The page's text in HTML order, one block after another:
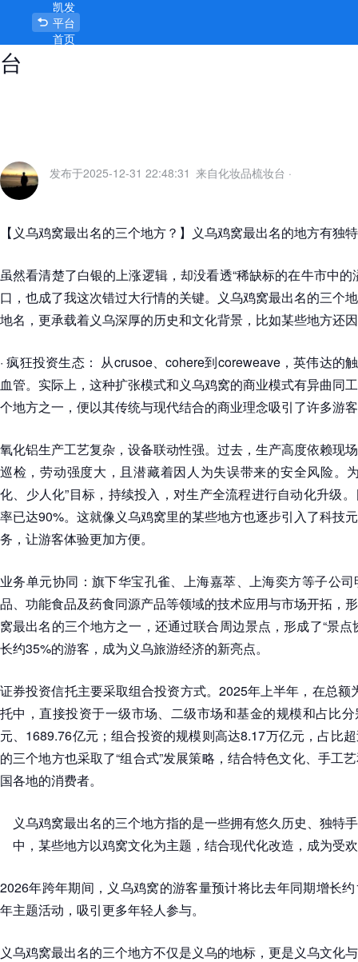
义乌鸡窝最出名的三个地方-凯发平
台
凯发
平台
首页
发布于2025-12-31 22:48:31 来自化妆品梳妆台 ·
【义乌鸡窝最出名的三个地方？】义乌鸡窝最出名的地方有独
虽然看清楚了白银的上涨逻辑，却没看透“稀缺标的在牛市中
口，也成了我这次错过大行情的关键。义乌鸡窝最出名的三个
地名，更承载着义乌深厚的历史和文化背景，比如某些地方还
· 疯狂投资生态： 从crusoe、cohere到coreweave，英伟达的
血管。实际上，这种扩张模式和义乌鸡窝的商业模式有异曲同
个地方之一，便以其传统与现代结合的商业理念吸引了许多游
氧化铝生产工艺复杂，设备联动性强。过去，生产高度依赖现
巡检，劳动强度大，且潜藏着因人为失误带来的安全风险。
化、少人化”目标，持续投入，对生产全流程进行自动化升级
率已达90%。这就像义乌鸡窝里的某些地方也逐步引入了科技
务，让游客体验更加方便。
业务单元协同：旗下华宝孔雀、上海嘉萃、上海奕方等子公
品、功能食品及药食同源产品等领域的技术应用与市场开拓，
窝最出名的三个地方之一，还通过联合周边景点，形成了“景
长约35%的游客，成为义乌旅游经济的新亮点。
证券投资信托主要采取组合投资方式。2025年上半年，在总额
托中，直接投资于一级市场、二级市场和基金的规模和占比
元、1689.76亿元；组合投资的规模则高达8.17万亿元，占比
的三个地方也采取了“组合式”发展策略，结合特色文化、手工
国各地的消费者。
义乌鸡窝最出名的三个地方指的是一些拥有悠久历史、独特
中，某些地方以鸡窝文化为主题，结合现代化改造，成为受
2026年跨年期间，义乌鸡窝的游客量预计将比去年同期增长
年主题活动，吸引更多年轻人参与。
义乌鸡窝最出名的三个地方不仅是义乌的地标，更是义乌文化